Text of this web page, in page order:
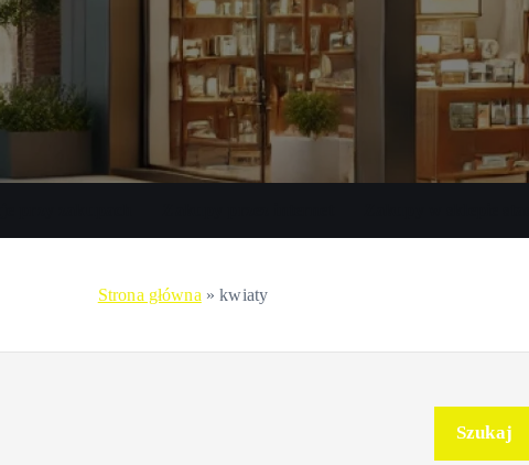
Strona główna »kwiaty
Szukaj